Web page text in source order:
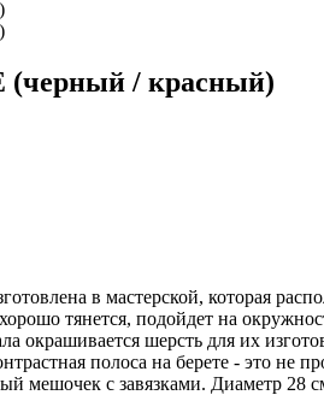
(черный / красный)
в мастерской, которая
тянется, подойдет на
окрашивается шерсть для их
полоса на берете - это не
мешочек с завязками. Диаметр 28